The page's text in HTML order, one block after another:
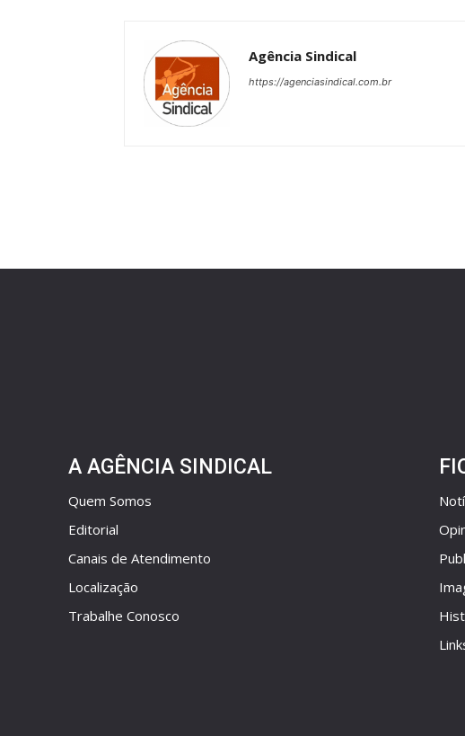
Agência Sindical
https://agenciasindical.com.br
A AGÊNCIA SINDICAL
Quem Somos
Editorial
Canais de Atendimento
Localização
Trabalhe Conosco